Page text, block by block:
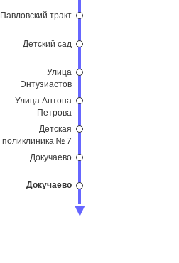
Павловский тракт
Детский сад
Улица
Энтузиастов
Улица Антона
Петрова
Детская
поликлиника № 7
Докучаево
Докучаево